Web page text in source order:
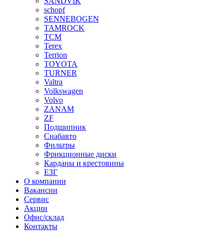
schopf
SENNEBOGEN
TAMROCK
TCM
Terex
Terrion
TOYOTA
TURNER
Valtra
Volkswagen
Volvo
ZANAM
ZF
Подшипник
Снабавто
Фильтры
Фрикционные диски
Карданы и крестовины
ЕЗГ
О компании
Вакансии
Сервис
Акции
Офис/склад
Контакты